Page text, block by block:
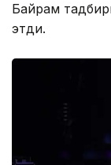
Байрам
этди.